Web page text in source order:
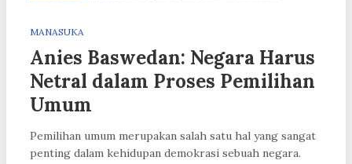
MANASUKA
Anies Baswedan: Negara Harus
Netral dalam Proses Pemilihan
Umum
Pemilihan umum merupakan salah satu hal yang sangat
penting dalam kehidupan demokrasi sebuah negara.